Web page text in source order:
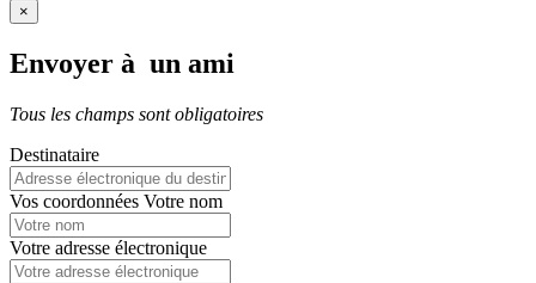
×
Envoyer à un ami
Tous les champs sont obligatoires
Destinataire
Vos coordonnées Votre nom
Votre adresse électronique